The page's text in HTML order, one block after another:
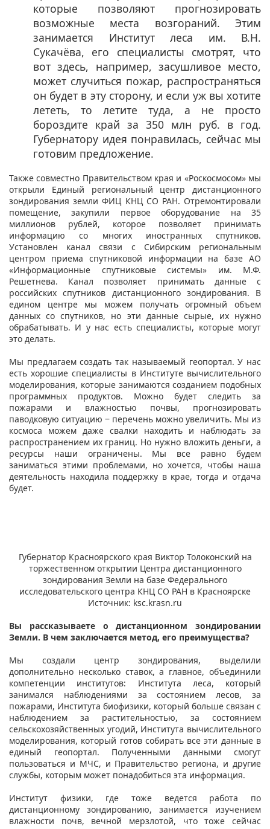
которые позволяют прогнозировать
возможные места возгораний. Этим
занимается Институт леса им. В.Н.
Сукачёва, его специалисты смотрят, что
вот здесь, например, засушливое место,
может случиться пожар, распространяться
он будет в эту сторону, и если уж вы хотите
лететь, то летите туда, а не просто
бороздите край за 350 млн руб. в год.
Губернатору идея понравилась, сейчас мы
готовим предложение.
Также совместно Правительством края и «Роскосмосом» мы
открыли Единый региональный центр дистанционного
зондирования земли ФИЦ КНЦ СО РАН. Отремонтировали
помещение, закупили первое оборудование на 35
миллионов рублей, которое позволяет принимать
информацию со многих иностранных спутников.
Установлен канал связи с Сибирским региональным
центром приема спутниковой информации на базе АО
«Информационные спутниковые системы» им. М.Ф.
Решетнева. Канал позволяет принимать данные с
российских спутников дистанционного зондирования. В
едином центре мы можем получать огромный объем
данных со спутников, но эти данные сырые, их нужно
обрабатывать. И у нас есть специалисты, которые могут
это делать.
Мы предлагаем создать так называемый геопортал. У нас
есть хорошие специалисты в Институте вычислительного
моделирования, которые занимаются созданием подобных
программных продуктов. Можно будет следить за
пожарами и влажностью почвы, прогнозировать
паводковую ситуацию ‒ перечень можно увеличить. Мы из
космоса можем даже свалки находить и наблюдать за
распространением их границ. Но нужно вложить деньги, а
ресурсы наши ограничены. Мы все равно будем
заниматься этими проблемами, но хочется, чтобы наша
деятельность находила поддержку в крае, тогда и отдача
будет.
Губернатор Красноярского края Виктор Толоконский на
торжественном открытии Центра дистанционного
зондирования Земли на базе Федерального
исследовательского центра КНЦ СО РАН в Красноярске
Источник: ksc.krasn.ru
Вы рассказываете о дистанционном зондировании
Земли. В чем заключается метод, его преимущества?
Мы создали центр зондирования, выделили
дополнительно несколько ставок, а главное, объединили
компетенции институтов: Института леса, который
занимался наблюдениями за состоянием лесов, за
пожарами, Института биофизики, который больше связан с
наблюдением за растительностью, за состоянием
сельскохозяйственных угодий, Института вычислительного
моделирования, который готов собирать все эти данные в
единый геопортал. Полученными данными смогут
пользоваться и МЧС, и Правительство региона, и другие
службы, которым может понадобиться эта информация.
Институт физики, где тоже ведется работа по
дистанционному зондированию, занимается изучением
влажности почв, вечной мерзлотой, что тоже сейчас